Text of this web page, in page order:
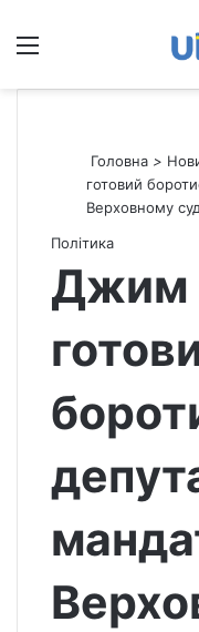
Меню
Головна >
готовий
Верховному
Політика
Джим